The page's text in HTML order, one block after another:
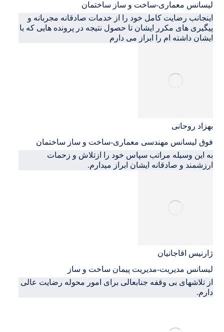
لیسانس معماری-ساخت و ساز ساختمان
اینجانب رضایت کامل خود را از خدمات صادقانه مجربانه و
پیگیری های مکرر ایشان تا حصول نتیجه در پرونده هایی که با
ایشان داشته ام را ابراز می دارم
بهزاد روحانی
فوق لیسانس مهندسی معماری-ساخت و ساز ساختمان
به این وسیله مراتب سپاس خود را ازتلاش و زحمات
ارزشمند و صادقانه ایشان ابراز میدارم.
ژارنیس اقاجانیان
لیسانس مدیریت-مدیریت پیمان ساخت و ساز
از تلاشهای بی وقفه جنابعالی برای امور محوله رضایت عالی
دارم.